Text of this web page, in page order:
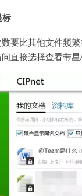
标
要比其他文件频
直接选择查看带星